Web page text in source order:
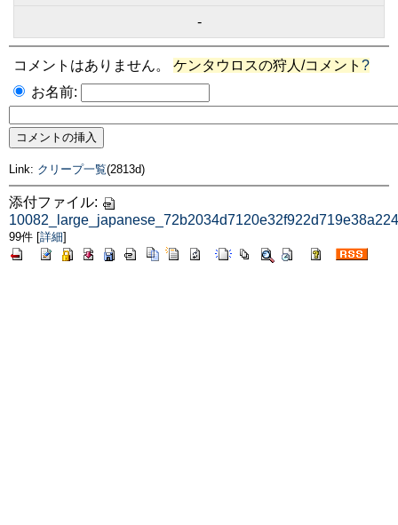
-
コメントはありません。 ケンタウロスの狩人/コメント ?
お名前:
Link: クリープ一覧(2813d)
添付ファイル:
99件 [詳細]